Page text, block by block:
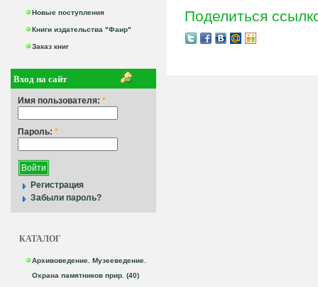
Новые поступления
Книги издательства "Фаир"
Заказ книг
Вход на сайт
Имя пользователя: *
Пароль: *
Регистрация
Забыли пароль?
КАТАЛОГ
Архивоведение. Музееведение.
Охрана памятников прир. (40)
Поделиться